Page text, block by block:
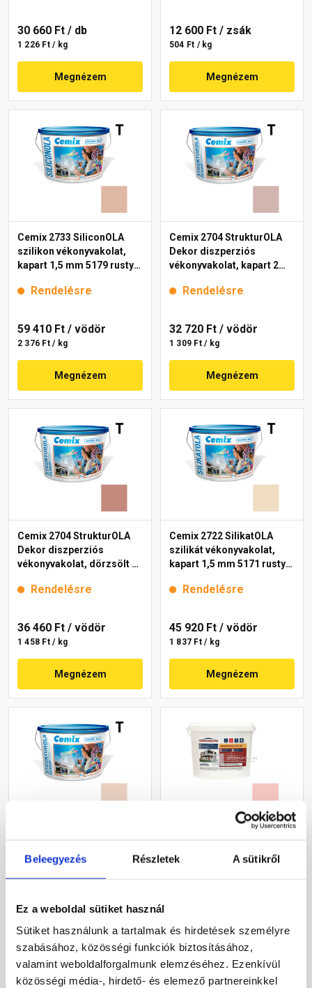
Beleegyezés Részletek A sütikről
Ez a weboldal sütiket használ
Sütiket használunk a tartalmak és hirdetések személyre
szabásához, közösségi funkciók biztosításához,
valamint weboldalforgalmunk elemzéséhez. Ezenkívül
közösségi média-, hirdető- és elemező partnereinkkel
30 660 Ft / db
1 226 Ft / kg
Megnézem
12 600 Ft / zsák
504 Ft / kg
Megnézem
Cemix 2733 SiliconOLA
szilikon vékonyvakolat,
kapart 1,5 mm 5179 rusty
Rendelésre
59 410 Ft / vödör
2 376 Ft / kg
Megnézem
Cemix 2704 StrukturOLA
Dekor diszperziós
vékonyvakolat, kapart 2
Rendelésre
32 720 Ft / vödör
1 309 Ft / kg
Megnézem
Cemix 2704 StrukturOLA
Dekor diszperziós
vékonyvakolat, dörzsölt 2
Rendelésre
36 460 Ft / vödör
1 458 Ft / kg
Megnézem
Cemix 2722 SilikatOLA
szilikát vékonyvakolat,
kapart 1,5 mm 5171 rusty
Rendelésre
45 920 Ft / vödör
1 837 Ft / kg
Megnézem
vékonyvakolat, kapart 1,5
mm 5177 rusty 25 kg
36 460 Ft/ vödör
vékonyvakolat, kapart 1,5
30 660 Ft/ db